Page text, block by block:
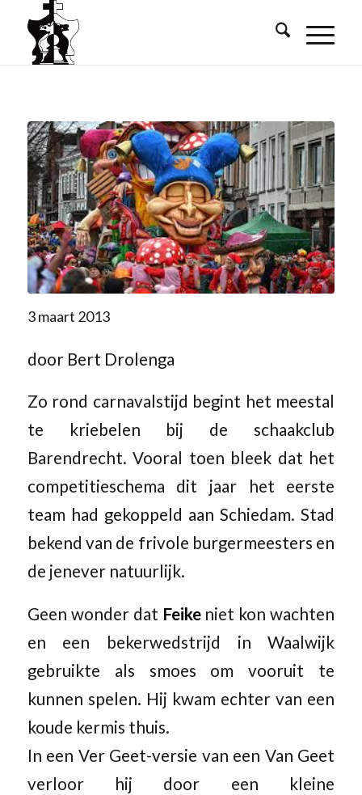
3 maart 2013
door Bert Drolenga
Zo rond carnavalstijd begint het meestal
te kriebelen bij de schaakclub
Barendrecht. Vooral toen bleek dat het
competitieschema dit jaar het eerste
team had gekoppeld aan Schiedam. Stad
bekend van de frivole burgermeesters en
de jenever natuurlijk.
Geen wonder dat Feike niet kon wachten
en een bekerwedstrijd in Waalwijk
gebruikte als smoes om vooruit te
kunnen spelen. Hij kwam echter van een
koude kermis thuis.
In een Ver Geet-versie van een Van Geet
verloor hij door een kleine